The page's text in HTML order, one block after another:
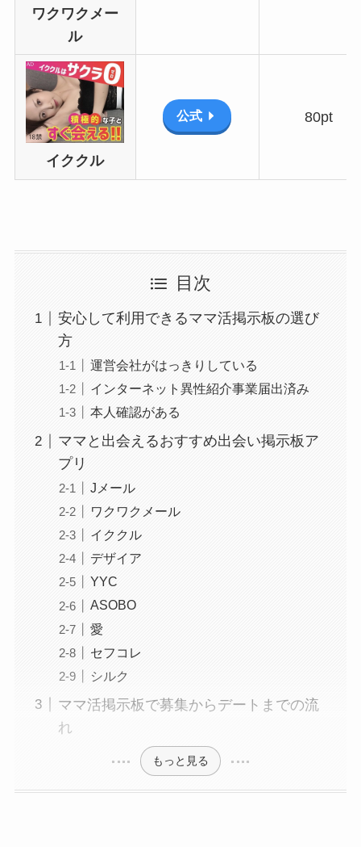
ワクワクメー
ル
イククル
公式 80pt
目次
安心して利用できるママ活掲示板の選び
方
運営会社がはっきりしている
インターネット異性紹介事業届出済み
本人確認がある
ママと出会えるおすすめ出会い掲示板ア
プリ
Jメール
ワクワクメール
イククル
デザイア
YYC
ASOBO
愛
セフコレ
シルク
ママ活掲示板で募集からデートまでの流
れ
もっと見る